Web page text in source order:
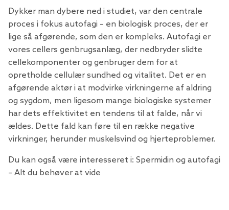
Dykker man dybere ned i studiet, var den centrale
proces i fokus autofagi – en biologisk proces, der er
lige så afgørende, som den er kompleks. Autofagi er
vores cellers genbrugsanlæg, der nedbryder slidte
cellekomponenter og genbruger dem for at
opretholde cellulær sundhed og vitalitet. Det er en
afgørende aktør i at modvirke virkningerne af aldring
og sygdom, men ligesom mange biologiske systemer
har dets effektivitet en tendens til at falde, når vi
ældes. Dette fald kan føre til en række negative
virkninger, herunder muskelsvind og hjerteproblemer.
Du kan også være interesseret i: Spermidin og autofagi
– Alt du behøver at vide